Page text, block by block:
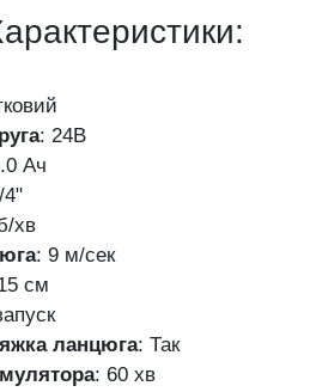
: 24В
Ач
4"
хв
: 9 м/сек
см
ланцюга: Так
: 60 хв